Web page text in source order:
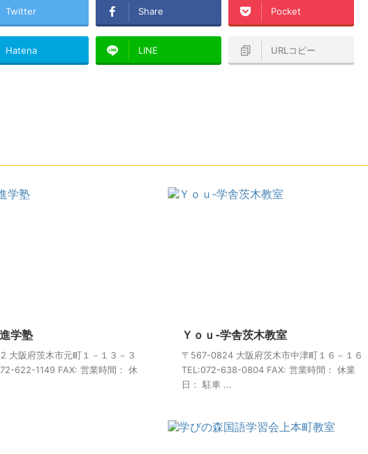
Twitter Share Pocket
Hatena LINE URLコピー
学塾
大阪府茨木市元町１－１３－３
622-1149 FAX: 営業時間： 休
Ｙｏｕ‐学舎茨木教室
〒567-0824 大阪府茨木市中津町１６－１６
TEL:072-638-0804 FAX: 営業時間： 休業
日： 駐車 ...